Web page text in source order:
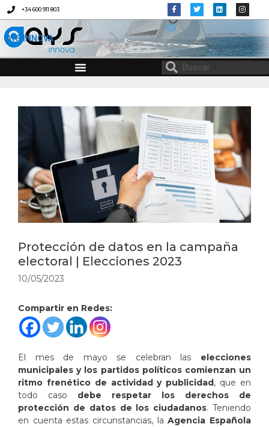
+34 600 911 803
AYS INNOVA
Protección de datos en la campaña
electoral | Elecciones 2023
10/05/2023
Compartir en Redes:
El mes de mayo se celebran las elecciones
municipales y los partidos políticos comienzan un
ritmo frenético de actividad y publicidad, que en
todo caso debe respetar los derechos de
protección de datos de los ciudadanos. Teniendo
en cuenta estas circunstancias, laAgencia Española